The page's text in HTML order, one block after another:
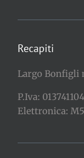
Recapiti
Largo Bonfigli
P.Iva:
Elettronica: